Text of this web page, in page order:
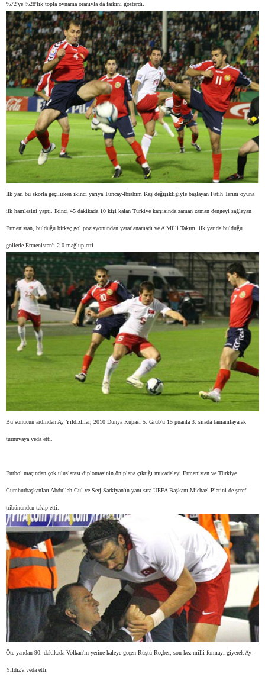
%72'ye %28'lik topla oynama oranıyla da farkını gösterdi.
İlk yarı bu skorla geçilirken ikinci yarıya Tuncay-İbrahim Kaş değişikliğiyle başlayan Fatih Terim oyuna
ilk hamlesini yaptı. İkinci 45 dakikada 10 kişi kalan Türkiye karşısında zaman zaman dengeyi sağlayan
Ermenistan, bulduğu birkaç gol pozisyonundan yararlanamadı ve A Milli Takım, ilk yarıda bulduğu
gollerle Ermenistan'ı 2-0 mağlup etti.
Bu sonucun ardından Ay Yıldızlılar, 2010 Dünya Kupası 5. Grub'u 15 puanla 3. sırada tamamlayarak
turnuvaya veda etti.
Futbol maçından çok uluslarası diplomasinin ön plana çıktığı mücadeleyi Ermenistan ve Türkiye
Cumhurbaşkanları Abdullah Gül ve Serj Sarkiyan'ın yanı sıra UEFA Başkanı Michael Platini de şeref
tribününden takip etti.
Öte yandan 90. dakikada Volkan'ın yerine kaleye geçen Rüştü Reçber, son kez milli formayı giyerek Ay
Yıldız'a veda etti.